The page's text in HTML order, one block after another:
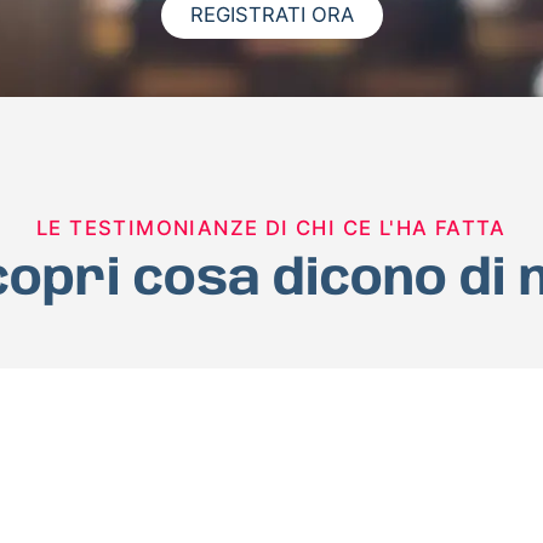
REGISTRATI ORA
LE TESTIMONIANZE DI CHI CE L'HA FATTA
cosa dicono di